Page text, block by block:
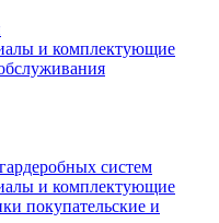
и комплектующие
систем
и комплектующие
покупательские и